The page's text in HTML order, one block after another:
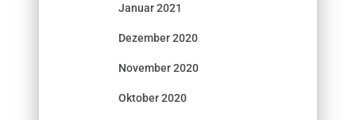
Januar 2021
Dezember 2020
November 2020
Oktober 2020